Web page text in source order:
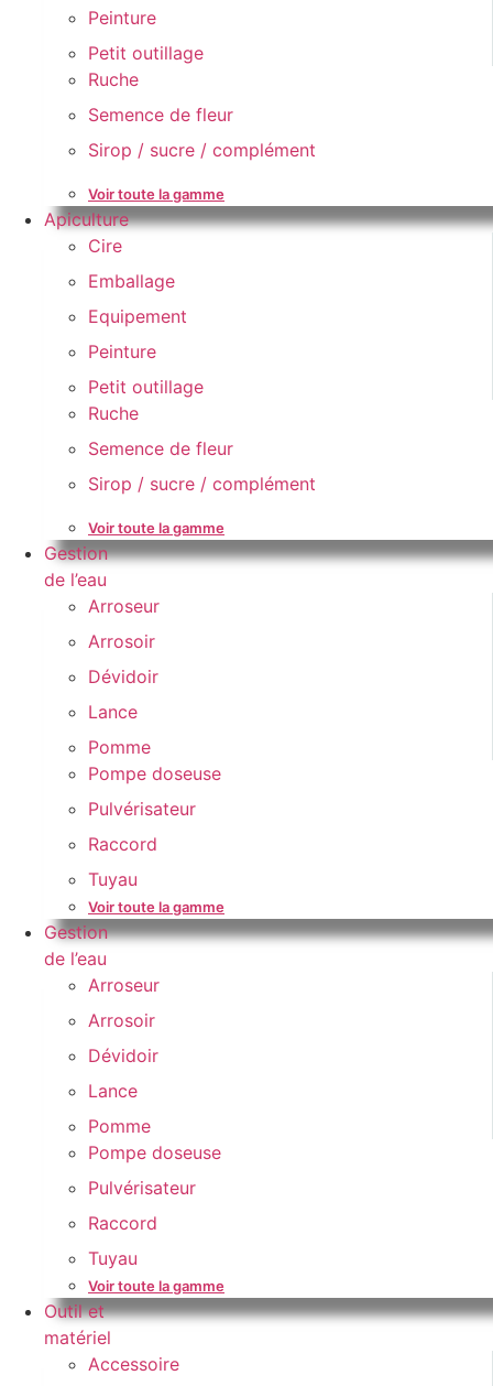
Peinture
Petit outillage
Ruche
Semence de fleur
Sirop / sucre / complément
Voir toute la gamme
Apiculture
Cire
Emballage
Equipement
Peinture
Petit outillage
Ruche
Semence de fleur
Sirop / sucre / complément
Voir toute la gamme
Gestion
de l’eau
Arroseur
Arrosoir
Dévidoir
Lance
Pomme
Pompe doseuse
Pulvérisateur
Raccord
Tuyau
Voir toute la gamme
Gestion
de l’eau
Arroseur
Arrosoir
Dévidoir
Lance
Pomme
Pompe doseuse
Pulvérisateur
Raccord
Tuyau
Voir toute la gamme
Outil et
matériel
Accessoire